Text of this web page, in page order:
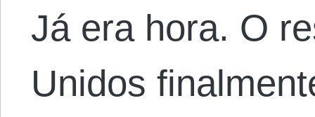
Já era hora. O
Unidos